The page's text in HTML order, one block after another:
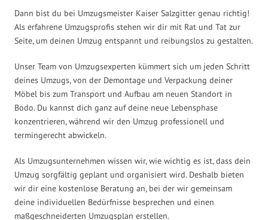
Dann bist du bei Umzugsmeister Kaiser Salzgitter genau richtig!
Als erfahrene Umzugsprofis stehen wir dir mit Rat und Tat zur
Seite, um deinen Umzug entspannt und reibungslos zu gestalten.
Unser Team von Umzugsexperten kümmert sich um jeden Schritt
deines Umzugs, von der Demontage und Verpackung deiner
Möbel bis zum Transport und Aufbau am neuen Standort in
Bodo. Du kannst dich ganz auf deine neue Lebensphase
konzentrieren, während wir den Umzug professionell und
termingerecht abwickeln.
Als Umzugsunternehmen wissen wir, wie wichtig es ist, dass dein
Umzug sorgfältig geplant und organisiert wird. Deshalb bieten
wir dir eine kostenlose Beratung an, bei der wir gemeinsam
deine individuellen Bedürfnisse besprechen und einen
maßgeschneiderten Umzugsplan erstellen.